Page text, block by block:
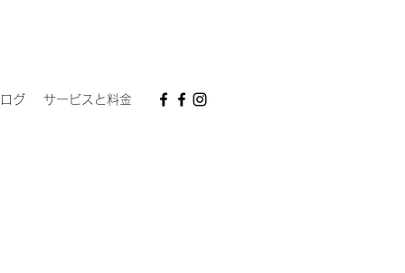
グ サービスと料金